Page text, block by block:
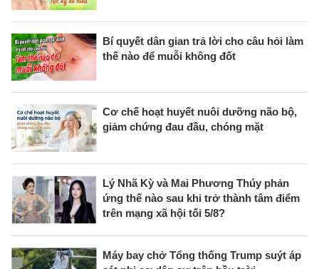
Bí quyết dân gian trả lời cho câu hỏi làm
thế nào để muỗi không đốt
Cơ chế hoạt huyết nuôi dưỡng não bộ,
giảm chứng đau đầu, chóng mặt
Lý Nhã Kỳ và Mai Phương Thúy phản
ứng thế nào sau khi trở thành tâm điểm
trên mạng xã hội tối 5/8?
Máy bay chở Tổng thống Trump suýt áp